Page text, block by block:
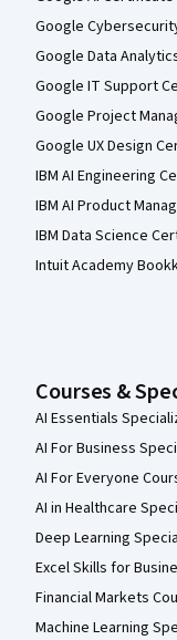
Google
Google Data
Google IT Support
Google Project
Google UX Design
IBM AI Engineering
IBM AI Product
IBM Data Science
Intuit Academy
Courses &
AI Essentials
AI For Business
AI For Everyone
AI in Healthcare
Deep Learning
Excel Skills for
Financial Markets
Machine Learning